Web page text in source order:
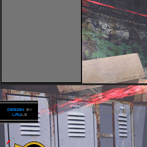
Copyright 2026